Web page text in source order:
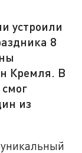
устроили
8
Кремля. В
из